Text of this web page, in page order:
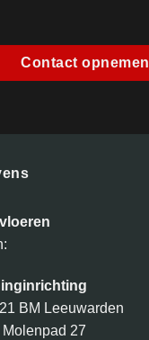
Contact opnemen
BM Leeuwarden
27